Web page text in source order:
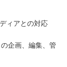
ィアとの対応
企画、編集、管